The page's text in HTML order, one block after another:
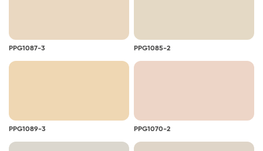
PPG1087-3 PPG1085-2
PPG1089-3 PPG1070-2